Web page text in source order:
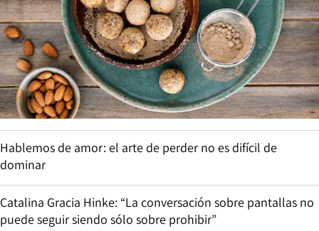
Hablemos de amor: el arte de perder no es difícil de
dominar
Catalina Gracia Hinke: “La conversación sobre pantallas no
puede seguir siendo sólo sobre prohibir”